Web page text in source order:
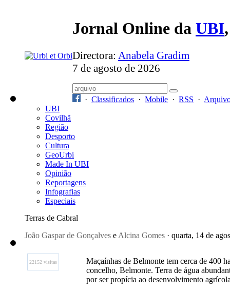
Jornal Online da UBI
Directora: Anabela Gradim
7 de agosto de 2026
· Classificados · Mobile · RSS ·
UBI
Covilhã
Região
Desporto
Cultura
GeoUrbi
Made In UBI
Opinião
Reportagens
Infografias
Especiais
Terras de Cabral
João Gaspar de Gonçalves e Alcina Gomes · quarta, 14 de
22152 visitas
Maçaínhas de Belmonte tem cerca de 400
concelho, Belmonte. Terra de água
por ser propícia ao desenvolvimento